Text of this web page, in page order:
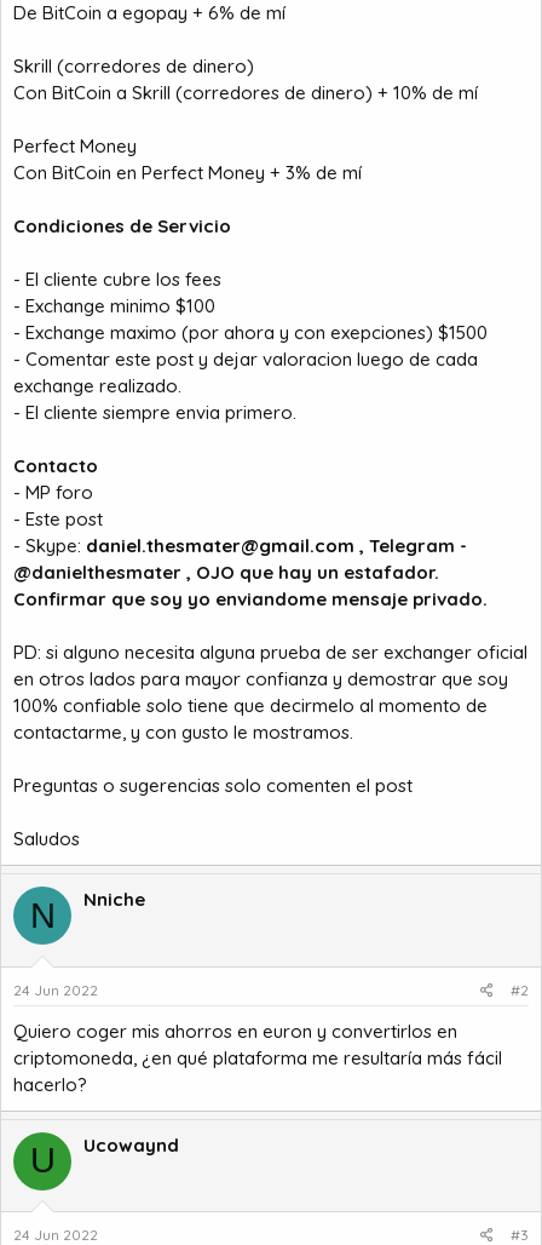
De BitCoin a egopay + 6% de mí
Skrill (corredores de dinero)
Con BitCoin a Skrill (corredores de dinero) + 10% de mí
Perfect Money
Con BitCoin en Perfect Money + 3% de mí
Condiciones de Servicio
- El cliente cubre los fees
- Exchange minimo $100
- Exchange maximo (por ahora y con exepciones) $1500
- Comentar este post y dejar valoracion luego de cada
exchange realizado.
- El cliente siempre envia primero.
Contacto
- MP foro
- Este post
- Skype: daniel.thesmater@gmail.com , Telegram -
@danielthesmater , OJO que hay un estafador.
Confirmar que soy yo enviandome mensaje privado.
PD: si alguno necesita alguna prueba de ser exchanger oficial
en otros lados para mayor confianza y demostrar que soy
100% confiable solo tiene que decirmelo al momento de
contactarme, y con gusto le mostramos.
Preguntas o sugerencias solo comenten el post
Saludos
N Nniche
24 Jun 2022 #2
Quiero coger mis ahorros en euron y convertirlos en
criptomoneda, ¿en qué plataforma me resultaría más fácil
hacerlo?
U Ucowaynd
24 Jun 2022 #3